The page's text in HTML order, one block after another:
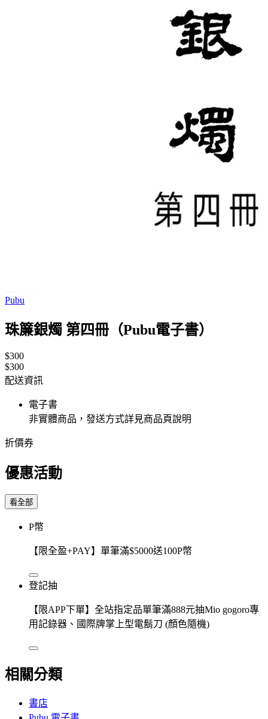
Pubu
珠簾銀燭 第四冊（Pubu電子書）
$300
$300
配送資訊
電子書
非實體商品，發送方式詳見商品頁說明
折價券
優惠活動
看全部
P幣
【限全盈+PAY】單筆滿$5000送100P幣
登記抽
【限APP下單】全站指定品單筆滿888元抽Mio gogoro專
用記錄器、國際牌掌上型電鬍刀 (顏色隨機)
相關分類
書店